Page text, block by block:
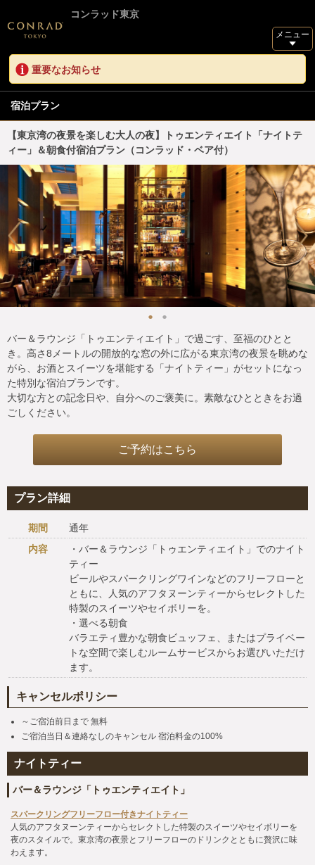
コンラッド東京
メニュー
重要なお知らせ
宿泊プラン
【東京湾の夜景を楽しむ大人の夜】トゥエンティエイト「ナイトテ
ィー」＆朝食付宿泊プラン（コンラッド・ベア付）
バー＆ラウンジ「トゥエンティエイト」で過ごす、至福のひとと
き。高さ8メートルの開放的な窓の外に広がる東京湾の夜景を眺めな
がら、お酒とスイーツを堪能する「ナイトティー」がセットになっ
た特別な宿泊プランです。
大切な方との記念日や、自分へのご褒美に。素敵なひとときをお過
ごしください。
ご予約はこちら
プラン詳細
期間
通年
内容
・バー＆ラウンジ「トゥエンティエイト」でのナイト
ティー
ビールやスパークリングワインなどのフリーフローと
ともに、人気のアフタヌーンティーからセレクトした
特製のスイーツやセイボリーを。
・選べる朝食
バラエティ豊かな朝食ビュッフェ、またはプライベー
トな空間で楽しむルームサービスからお選びいただけ
ます。
キャンセルポリシー
～ご宿泊前日まで 無料
ご宿泊当日＆連絡なしのキャンセル 宿泊料金の100%
ナイトティー
バー＆ラウンジ「トゥエンティエイト」
スパークリングフリーフロー付きナイトティー
人気のアフタヌーンティーからセレクトした特製のスイーツやセイボリーを
夜のスタイルで。東京湾の夜景とフリーフローのドリンクとともに贅沢に味
わえます。